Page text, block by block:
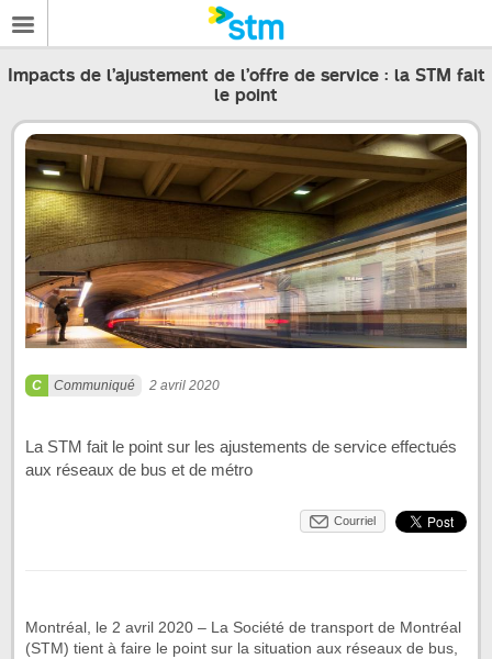
Impacts de l’ajustement de l’offre de service : la STM fait
le point
Communiqué 2 avril 2020
La STM fait le point sur les ajustements de service effectués
aux réseaux de bus et de métro
Courriel
Montréal, le 2 avril 2020 – La Société de transport de Montréal
(STM) tient à faire le point sur la situation aux réseaux de bus,